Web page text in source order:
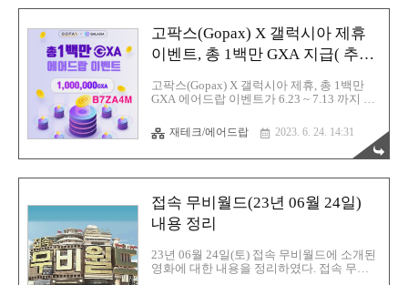
의 가상자산 거래소입니다. 비트코인과 이더
리움 등 가상자산을 편리하게 거래하실 수
있습니다. www.korbit.co.kr
https://barista7.tistory.com/7633 코빗 웰컴리
워드 및 친구추천 이벤트, 리워드 5000원!(
추천 코드 : B1DD4A ) 코빗(Korbit)에서 웰컴
리워드 및 친구추천 이벤트가 진행중이다.
이벤트 기간 동안 코빗에 회원가입 내역이
고팍스(Gopax) X 갤럭시아 제휴
이벤트, 총 1백만 GXA 지급( 추천
고팍스(Gopax) X 갤럭시아 제휴, 총 1백만
GXA 에어드랍 이벤트가 6.23 ~ 7.13 까지 진
리움 등의 다양한 가상자산을 안전하고 편리
하게 거래할 수 있다. 고팍스 가입절차는 이
메일인증, 휴대폰인증, 계좌인증, OTP인증
안 거래 에어드랍(총 80만 GXA), 신규 가입
에어드랍(총 20만 GXA) 등 조건 충족시 갤럭
시아(GXA)가 지급된다. 고팍스에서 이벤트
응모하여 갤럭시아(GXA) 에어드랍 받으세
요. ▷ 고팍스 (추천 코드 : B7ZA4M ) :
https://bit.ly/2ZB5IO6 ▷ 코빗 (추천 코드 :
B1DD4A ) :
https://exchange.korbit.co.kr/sign-up/?ref..
재테크/에어드랍 2023. 6. 24. 14:31
접속 무비월드(23년 06월 24일)
내용 정리
23년 06월 24일(토) 접속 무비월드에 소개된
영화에 대한 내용을 정리하였다. 접속 무비